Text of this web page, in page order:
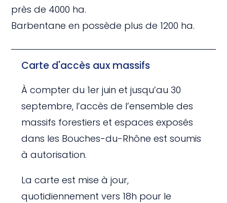
près de 4000 ha.
Barbentane en possède plus de 1200 ha.
Carte d'accès aux massifs
À compter du 1er juin et jusqu’au 30
septembre, l’accès de l’ensemble des
massifs forestiers et espaces exposés
dans les Bouches-du-Rhône est soumis
à autorisation.
La carte est mise à jour,
quotidiennement vers 18h pour le